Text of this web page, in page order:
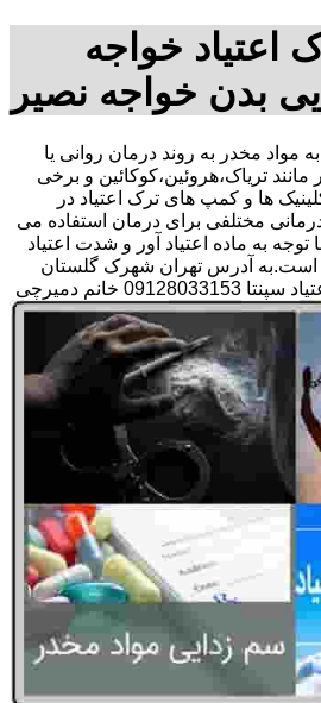
اعتیاد خواجه
بدن خواجه نصیر
مواد مخدر به روند درمان روانی یا
تریاک،هروئین،کوکائین و برخی
ها و کمپ های ترک اعتیاد در
مختلفی برای درمان استفاده می
به ماده اعتیاد آور و شدت اعتیاد
آدرس تهران شهرک گلستان
خانم دمیرچی